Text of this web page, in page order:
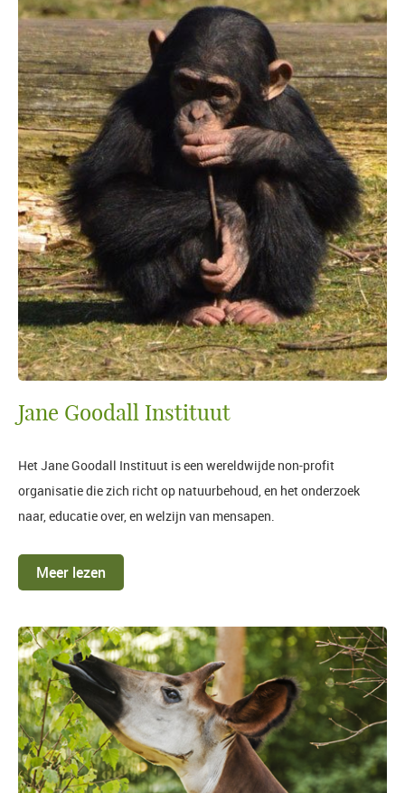
Jane Goodall Instituut
Het Jane Goodall Instituut is een wereldwijde non-profit
organisatie die zich richt op natuurbehoud, en het onderzoek
naar, educatie over, en welzijn van mensapen.
Meer lezen